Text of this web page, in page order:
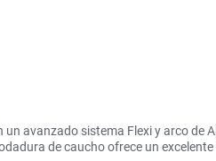
avanzado sistema Flexi y arco de
de caucho ofrece un